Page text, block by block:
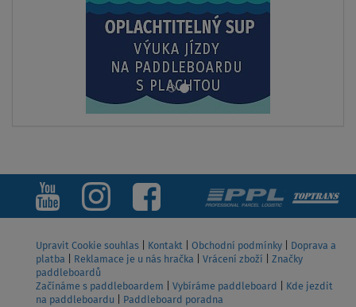
Upravit Cookie souhlas Kontakt Obchodní podmínky
Doprava a
platba
Reklamace je u nás hračka Vrácení zboží
Značky
paddleboardů
Začínáme s paddleboardem
Vybíráme paddleboard
Kde jezdit
na paddleboardu
Paddleboard poradna